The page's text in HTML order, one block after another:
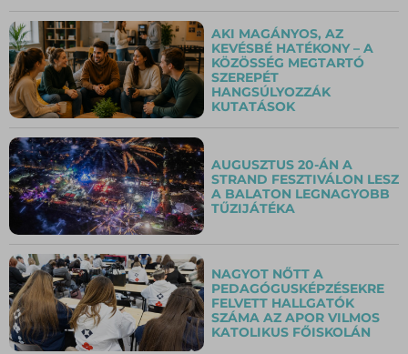
AKI MAGÁNYOS, AZ
KEVÉSBÉ HATÉKONY – A
KÖZÖSSÉG MEGTARTÓ
SZEREPÉT
HANGSÚLYOZZÁK
KUTATÁSOK
AUGUSZTUS 20-ÁN A
STRAND FESZTIVÁLON LESZ
A BALATON LEGNAGYOBB
TŰZIJÁTÉKA
NAGYOT NŐTT A
PEDAGÓGUSKÉPZÉSEKRE
FELVETT HALLGATÓK
SZÁMA AZ APOR VILMOS
KATOLIKUS FŐISKOLÁN